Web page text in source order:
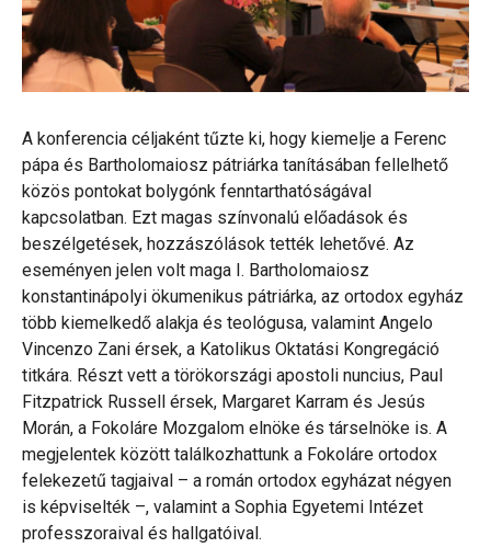
A konferencia céljaként tűzte ki, hogy kiemelje a Ferenc
pápa és Bartholomaiosz pátriárka tanításában fellelhető
közös pontokat bolygónk fenntarthatóságával
kapcsolatban. Ezt magas színvonalú előadások és
beszélgetések, hozzászólások tették lehetővé. Az
eseményen jelen volt maga I. Bartholomaiosz
konstantinápolyi ökumenikus pátriárka, az ortodox egyház
több kiemelkedő alakja és teológusa, valamint Angelo
Vincenzo Zani érsek, a Katolikus Oktatási Kongregáció
titkára. Részt vett a törökországi apostoli nuncius, Paul
Fitzpatrick Russell érsek, Margaret Karram és Jesús
Morán, a Fokoláre Mozgalom elnöke és társelnöke is. A
megjelentek között találkozhattunk a Fokoláre ortodox
felekezetű tagjaival – a román ortodox egyházat négyen
is képviselték –, valamint a Sophia Egyetemi Intézet
professzoraival és hallgatóival.